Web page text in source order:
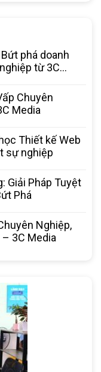
phá doanh
từ 3C
Chuyên
Media
Thiết kế Web
sự nghiệp
Giải Pháp Tuyệt
Phá
Nghiệp,
3C Media